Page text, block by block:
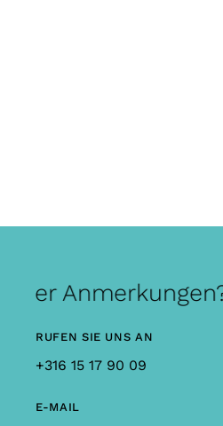
Anmerkungen?
RUFEN SIE UNS AN
+316 15 17 90 09
E-MAIL